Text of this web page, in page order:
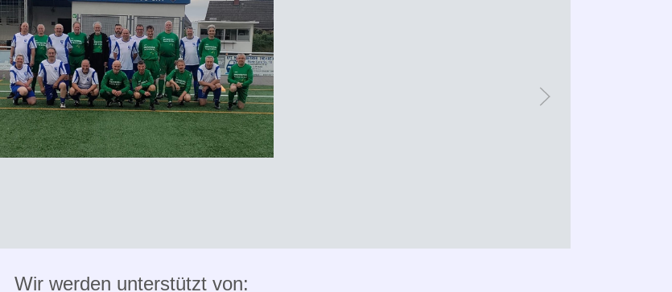
Wir werden unterstützt von: